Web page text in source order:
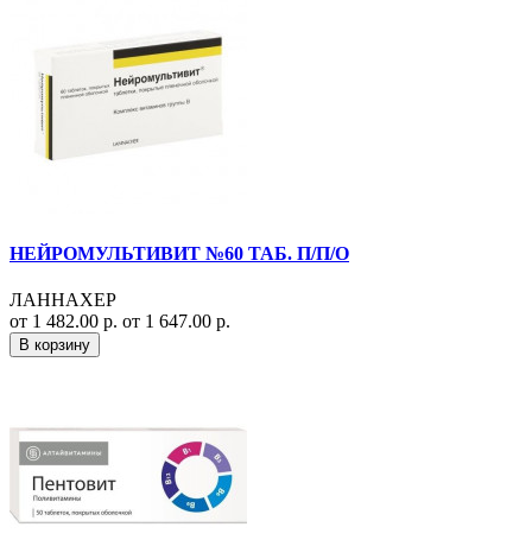
НЕЙРОМУЛЬТИВИТ №60 ТАБ. П/П/О
ЛАННАХЕР
от 1 482.00 р. от 1 647.00 р.
В корзину